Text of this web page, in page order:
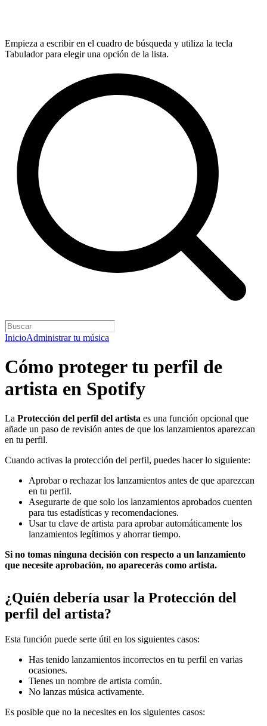
Empieza a escribir en el cuadro de búsqueda y utiliza la tecla
Tabulador para elegir una opción de la lista.
InicioAdministrar tu música
Cómo proteger tu perfil de
artista en Spotify
La Protección del perfil del artista es una función opcional que
añade un paso de revisión antes de que los lanzamientos aparezcan
en tu perfil.
Cuando activas la protección del perfil, puedes hacer lo siguiente:
Aprobar o rechazar los lanzamientos antes de que aparezcan
en tu perfil.
Asegurarte de que solo los lanzamientos aprobados cuenten
para tus estadísticas y recomendaciones.
Usar tu clave de artista para aprobar automáticamente los
lanzamientos legítimos y ahorrar tiempo.
Si no tomas ninguna decisión con respecto a un lanzamiento
que necesite aprobación, no aparecerás como artista.
¿Quién debería usar la Protección del
perfil del artista?
Esta función puede serte útil en los siguientes casos:
Has tenido lanzamientos incorrectos en tu perfil en varias
ocasiones.
Tienes un nombre de artista común.
No lanzas música activamente.
Es posible que no la necesites en los siguientes casos: